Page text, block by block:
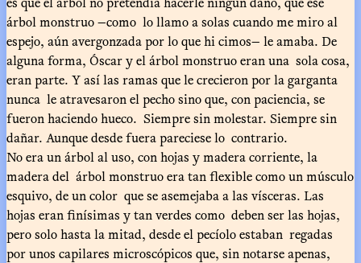
árbol monstruo —como lo llamo a solas cuando me miro al
espejo, aún avergonzada por lo que hi cimos— le amaba. De
alguna forma, Óscar y el árbol monstruo eran una sola cosa,
eran parte. Y así las ramas que le crecieron por la garganta
nunca le atravesaron el pecho sino que, con paciencia, se
fueron haciendo hueco. Siempre sin molestar. Siempre sin
dañar. Aunque desde fuera pareciese lo contrario.
No era un árbol al uso, con hojas y madera corriente, la
madera del árbol monstruo era tan flexible como un músculo
esquivo, de un color que se asemejaba a las vísceras. Las
hojas eran finísimas y tan verdes como deben ser las hojas,
pero solo hasta la mitad, desde el pecíolo estaban regadas
por unos capilares microscópicos que, sin notarse apenas,